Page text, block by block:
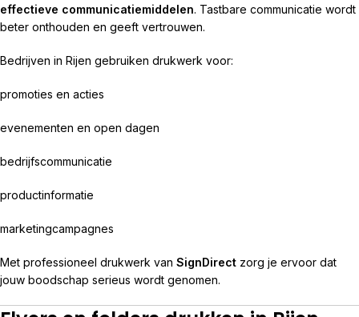
effectieve communicatiemiddelen. Tastbare communicatie wordt
beter onthouden en geeft vertrouwen.
Bedrijven in Rijen gebruiken drukwerk voor:
promoties en acties
evenementen en open dagen
bedrijfscommunicatie
productinformatie
marketingcampagnes
Met professioneel drukwerk van SignDirect zorg je ervoor dat
jouw boodschap serieus wordt genomen.